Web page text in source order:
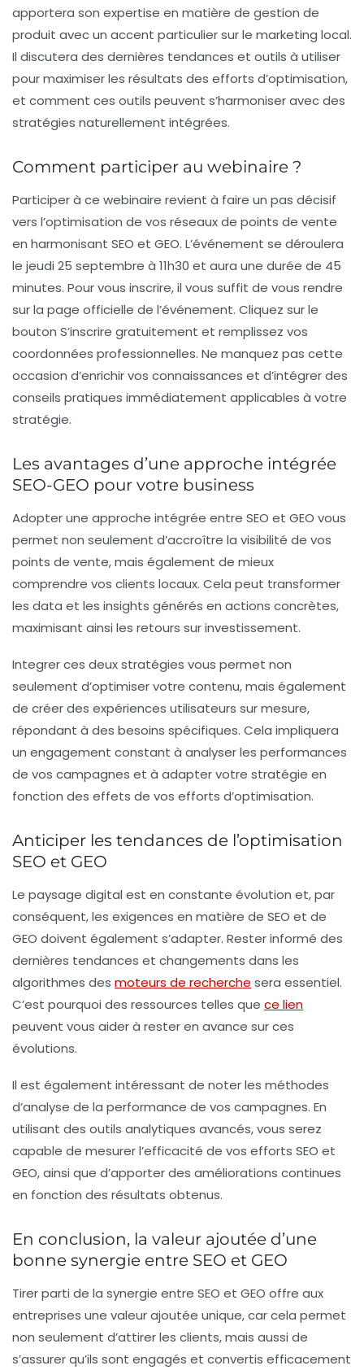
apportera son expertise en matière de gestion de
produit avec un accent particulier sur le marketing local.
Il discutera des dernières tendances et outils à utiliser
pour maximiser les résultats des efforts d’optimisation,
et comment ces outils peuvent s’harmoniser avec des
stratégies naturellement intégrées.
Comment participer au webinaire ?
Participer à ce webinaire revient à faire un pas décisif
vers l’optimisation de vos réseaux de points de vente
en harmonisant SEO et GEO. L’événement se déroulera
le jeudi 25 septembre à 11h30 et aura une durée de 45
minutes. Pour vous inscrire, il vous suffit de vous rendre
sur la page officielle de l’événement. Cliquez sur le
bouton S’inscrire gratuitement et remplissez vos
coordonnées professionnelles. Ne manquez pas cette
occasion d’enrichir vos connaissances et d’intégrer des
conseils pratiques immédiatement applicables à votre
stratégie.
Les avantages d’une approche intégrée
SEO-GEO pour votre business
Adopter une approche intégrée entre SEO et GEO vous
permet non seulement d’accroître la visibilité de vos
points de vente, mais également de mieux
comprendre vos clients locaux. Cela peut transformer
les data et les insights générés en actions concrètes,
maximisant ainsi les retours sur investissement.
Integrer ces deux stratégies vous permet non
seulement d’optimiser votre contenu, mais également
de créer des expériences utilisateurs sur mesure,
répondant à des besoins spécifiques. Cela impliquera
un engagement constant à analyser les performances
de vos campagnes et à adapter votre stratégie en
fonction des effets de vos efforts d’optimisation.
Anticiper les tendances de l’optimisation
SEO et GEO
Le paysage digital est en constante évolution et, par
conséquent, les exigences en matière de SEO et de
GEO doivent également s’adapter. Rester informé des
dernières tendances et changements dans les
algorithmes des moteurs de recherche sera essentiel.
C’est pourquoi des ressources telles que ce lien
peuvent vous aider à rester en avance sur ces
évolutions.
Il est également intéressant de noter les méthodes
d’analyse de la performance de vos campagnes. En
utilisant des outils analytiques avancés, vous serez
capable de mesurer l’efficacité de vos efforts SEO et
GEO, ainsi que d’apporter des améliorations continues
en fonction des résultats obtenus.
En conclusion, la valeur ajoutée d’une
bonne synergie entre SEO et GEO
Tirer parti de la synergie entre SEO et GEO offre aux
entreprises une valeur ajoutée unique, car cela permet
non seulement d’attirer les clients, mais aussi de
s’assurer qu’ils sont engagés et convertis efficacement